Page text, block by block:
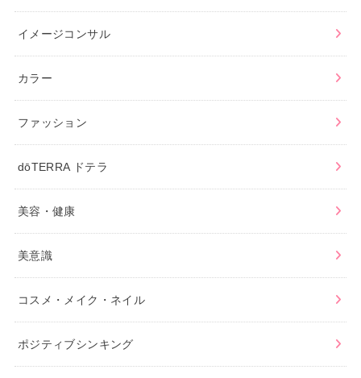
イメージコンサル
カラー
ファッション
dōTERRA ドテラ
美容・健康
美意識
コスメ・メイク・ネイル
ポジティブシンキング